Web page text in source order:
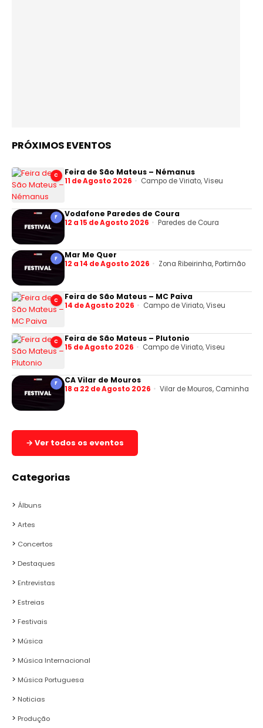
PRÓXIMOS EVENTOS
C Feira de São Mateus – Némanus
11 de Agosto 2026 Campo de Viriato, Viseu
F Vodafone Paredes de Coura
12 a 15 de Agosto 2026 Paredes de Coura
F Mar Me Quer
12 a 14 de Agosto 2026 Zona Ribeirinha, Portimão
C Feira de São Mateus – MC Paiva
14 de Agosto 2026 Campo de Viriato, Viseu
C Feira de São Mateus – Plutonio
15 de Agosto 2026 Campo de Viriato, Viseu
F CA Vilar de Mouros
18 a 22 de Agosto 2026 Vilar de Mouros, Caminha
→ Ver todos os eventos
Categorias
Álbuns
Artes
Concertos
Destaques
Entrevistas
Estreias
Festivais
Música
Música Internacional
Música Portuguesa
Noticias
Produção